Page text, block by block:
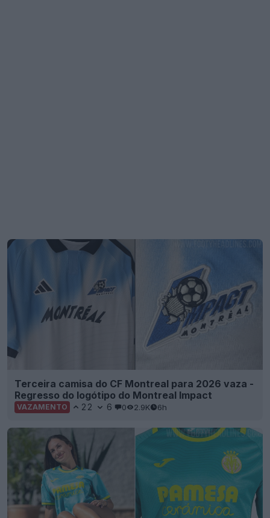
Terceira camisa do CF Montreal para 2026 vaza -
Regresso do logótipo do Montreal Impact
VAZAMENTO 22 6 0 2.9K 6h